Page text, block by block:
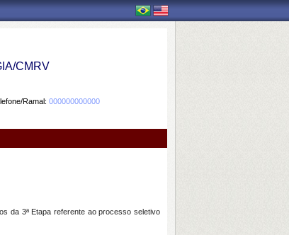
CMRV
Ramal: 000000000000
da 3ª Etapa referente ao processo seletivo